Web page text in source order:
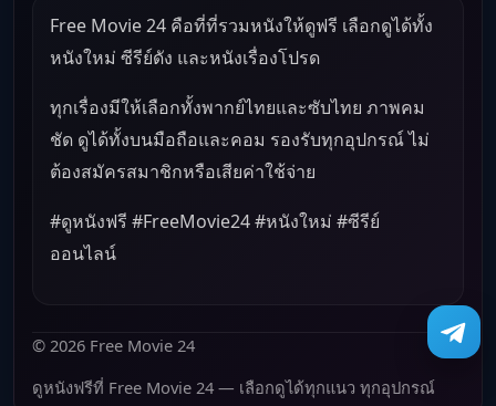
Free Movie 24 คือที่ที่รวมหนังให้ดูฟรี เลือกดูได้ทั้ง
หนังใหม่ ซีรีย์ดัง และหนังเรื่องโปรด
ทุกเรื่องมีให้เลือกทั้งพากย์ไทยและซับไทย ภาพคม
ชัด ดูได้ทั้งบนมือถือและคอม รองรับทุกอุปกรณ์ ไม่
ต้องสมัครสมาชิกหรือเสียค่าใช้จ่าย
#ดูหนังฟรี #FreeMovie24 #หนังใหม่ #ซีรีย์
ออนไลน์
© 2026 Free Movie 24
ดูหนังฟรีที่ Free Movie 24 — เลือกดูได้ทุกแนว ทุกอุปกรณ์